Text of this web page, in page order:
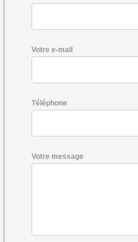
Votre e-mail
Téléphone
Votre message